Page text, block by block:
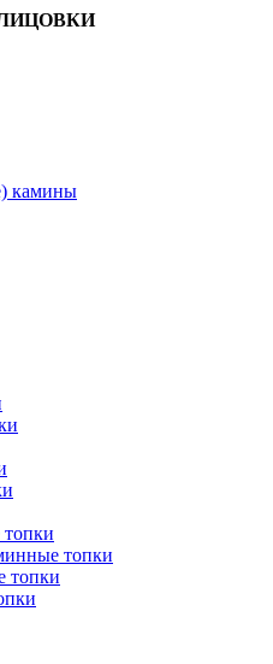
камины
топки
топки